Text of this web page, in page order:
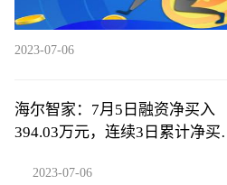
2023-07-06
海尔智家：7月5日融资净买入
394.03万元，连续3日累计净买
2023-07-06